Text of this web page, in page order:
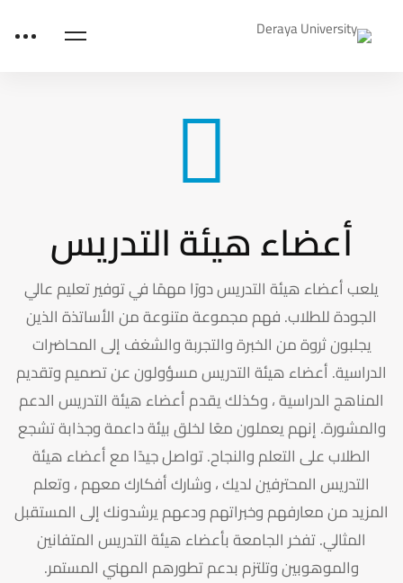
أعضاء هيئة التدريس
يلعب أعضاء هيئة التدريس دورًا مهمًا في توفير تعليم عالي
الجودة للطلاب. فهم مجموعة متنوعة من الأساتذة الذين
يجلبون ثروة من الخبرة والتجربة والشغف إلى المحاضرات
الدراسية. أعضاء هيئة التدريس مسؤولون عن تصميم وتقديم
المناهج الدراسية ، وكذلك يقدم أعضاء هيئة التدريس الدعم
والمشورة. إنهم يعملون معًا لخلق بيئة داعمة وجذابة تشجع
الطلاب على التعلم والنجاح. تواصل جيدًا مع أعضاء هيئة
التدريس المحترفين لديك ، وشارك أفكارك معهم ، وتعلم
المزيد من معارفهم وخبراتهم ودعهم يرشدونك إلى المستقبل
المثالي. تفخر الجامعة بأعضاء هيئة التدريس المتفانين
والموهوبين وتلتزم بدعم تطورهم المهني المستمر.